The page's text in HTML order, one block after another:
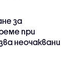
за
при
неочаквани